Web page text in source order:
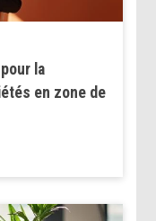
la
en zone de